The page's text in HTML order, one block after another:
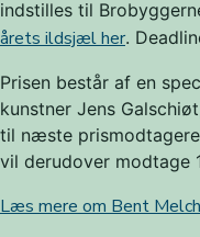
indstilles til
årets ildsjæl her.
Prisen består af en
kunstner Jens
til næste
vil derudover modtage
Læs mere om Bent